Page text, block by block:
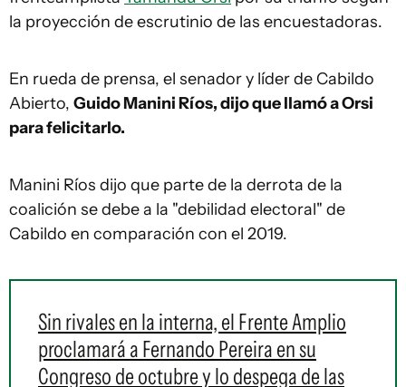
la proyección de escrutinio de las encuestadoras.
En rueda de prensa, el senador y líder de Cabildo
Abierto, Guido Manini Ríos, dijo que llamó a Orsi
para felicitarlo.
Manini Ríos dijo que parte de la derrota de la
coalición se debe a la "debilidad electoral" de
Cabildo en comparación con el 2019.
Sin rivales en la interna, el Frente Amplio
proclamará a Fernando Pereira en su
Congreso de octubre y lo despega de las